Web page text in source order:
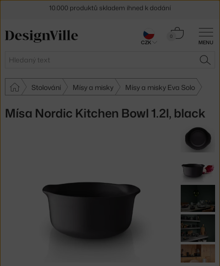
MENU
Hledat
0
Košík
Stolování Mísy a misky Mísy a misky Eva Solo
Mísa Nordic Kitchen Bowl 1.2l, black
30 dní na vrácení zboží
CZK